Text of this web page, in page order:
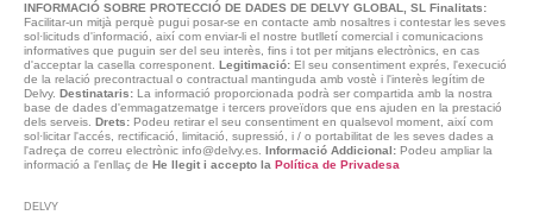
INFORMACIÓ SOBRE PROTECCIÓ DE DADES DE DELVY GLOBAL, SL Finalitats:
Facilitar-un mitjà perquè pugui posar-se en contacte amb nosaltres i contestar les seves
sol·licituds d'informació, així com enviar-li el nostre butlletí comercial i comunicacions
informatives que puguin ser del seu interès, fins i tot per mitjans electrònics, en cas
d'acceptar la casella corresponent. Legitimació: El seu consentiment exprés, l'execució
de la relació precontractual o contractual mantinguda amb vostè i l'interès legítim de
Delvy. Destinataris: La informació proporcionada podrà ser compartida amb la nostra
base de dades d'emmagatzematge i tercers proveïdors que ens ajuden en la prestació
dels serveis. Drets: Podeu retirar el seu consentiment en qualsevol moment, així com
sol·licitar l'accés, rectificació, limitació, supressió, i / o portabilitat de les seves dades a
l'adreça de correu electrònic info@delvy.es. Informació Addicional: Podeu ampliar la
informació a l'enllaç de He llegit i accepto la Política de Privadesa
DELVY